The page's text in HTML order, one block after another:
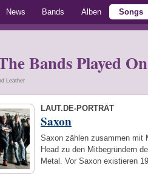
News Bands Alben Songs
Bands Played On
Leather
LAUT.DE-PORTRÄT
Saxon
Saxon zählen zusammen mit
Head zu den Mitbegründern
Metal. Vor Saxon existieren